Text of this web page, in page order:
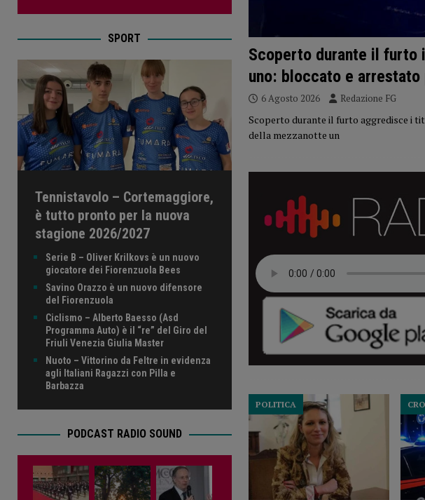
Scoperto durante il furto
uno: bloccato e
6 Agosto 2026 Redazione FG
Scoperto durante il furto aggredisce i
della mezzanotte un
POLITICA
SPORT
Tennistavolo – Cortemaggiore,
è tutto pronto per la nuova
stagione 2026/2027
Serie B – Oliver Krilkovs è un nuovo
giocatore dei Fiorenzuola Bees
Savino Orazzo è un nuovo difensore
del Fiorenzuola
Ciclismo – Alberto Baesso (Asd
Programma Auto) è il “re” del Giro del
Friuli Venezia Giulia Master
Nuoto – Vittorino da Feltre in evidenza
agli Italiani Ragazzi con Pilla e
Barbazza
PODCAST RADIO SOUND